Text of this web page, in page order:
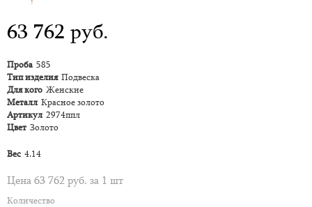
63 762 руб.
Проба 585
Тип изделия Подвеска
Для кого Женские
Металл Красное золото
Артикул 2974ппл
Цвет Золото
Вес 4.14
Цена 63 762 руб. за 1 шт
Количество